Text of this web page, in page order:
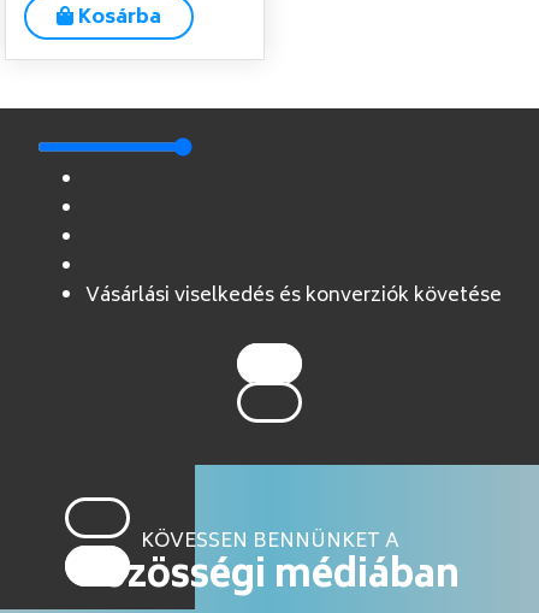
Kosárba
Vásárlási viselkedés és konverziók követése
KÖVESSEN BENNÜNKET A
közösségi médiában